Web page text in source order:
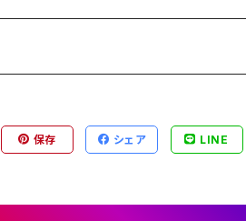
保存 シェア LINE